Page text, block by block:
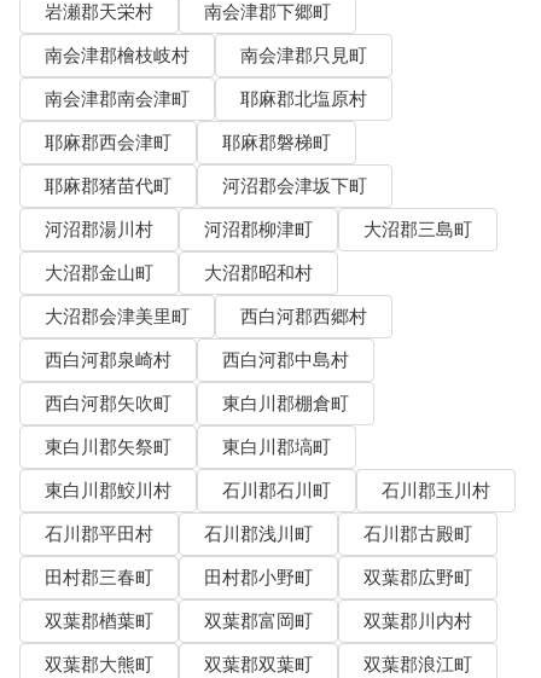
岩瀬郡天栄村
南会津郡下郷町
南会津郡檜枝岐村
南会津郡只見町
南会津郡南会津町
耶麻郡北塩原村
耶麻郡西会津町
耶麻郡磐梯町
耶麻郡猪苗代町
河沼郡会津坂下町
河沼郡湯川村
河沼郡柳津町
大沼郡三島町
大沼郡金山町
大沼郡昭和村
大沼郡会津美里町
西白河郡西郷村
西白河郡泉崎村
西白河郡中島村
西白河郡矢吹町
東白川郡棚倉町
東白川郡矢祭町
東白川郡塙町
東白川郡鮫川村
石川郡石川町
石川郡玉川村
石川郡平田村
石川郡浅川町
石川郡古殿町
田村郡三春町
田村郡小野町
双葉郡広野町
双葉郡楢葉町
双葉郡富岡町
双葉郡川内村
双葉郡大熊町
双葉郡双葉町
双葉郡浪江町